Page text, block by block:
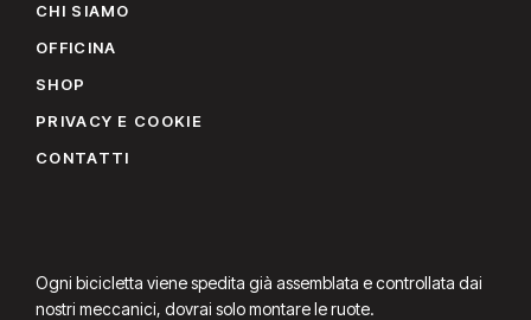
CHI SIAMO
OFFICINA
SHOP
PRIVACY E COOKIE
CONTATTI
Ogni bicicletta viene spedita già assemblata e controllata dai
nostri meccanici, dovrai solo montare le ruote.